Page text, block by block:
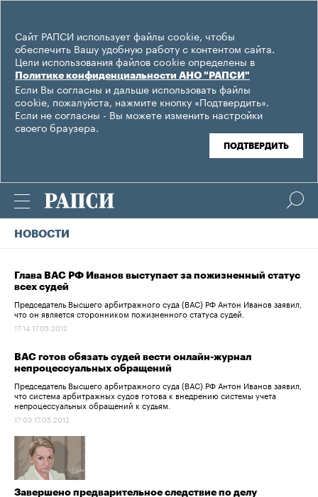
Сайт РАПСИ использует файлы cookie, чтобы
обеспечить Вашу удобную работу с контентом сайта.
Цели использования файлов cookie определены в
Политике конфиденциальности АНО "РАПСИ"
Если Вы согласны и дальше использовать файлы
cookie, пожалуйста, нажмите кнопку «Подтвердить».
Если не согласны - Вы можете изменить настройки
своего браузера.
ПОДТВЕРДИТЬ
НОВОСТИ
Глава ВАС РФ Иванов выступает за пожизненный статус
всех судей
Председатель Высшего арбитражного суда (ВАС) РФ Антон Иванов заявил,
что он является сторонником пожизненного статуса судей.
17:14 17.05.2012
ВАС готов обязать судей вести онлайн-журнал
непроцессуальных обращений
Председатель Высшего арбитражного суда (ВАС) РФ Антон Иванов заявил,
что система арбитражных судов готова к внедрению системы учета
непроцессуальных обращений к судьям.
17:03 17.05.2012
Завершено предварительное следствие по делу